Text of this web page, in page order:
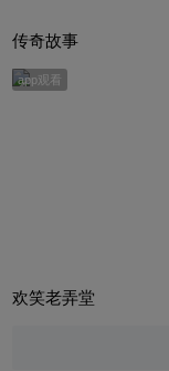
传奇故事
app观看
欢笑老弄堂